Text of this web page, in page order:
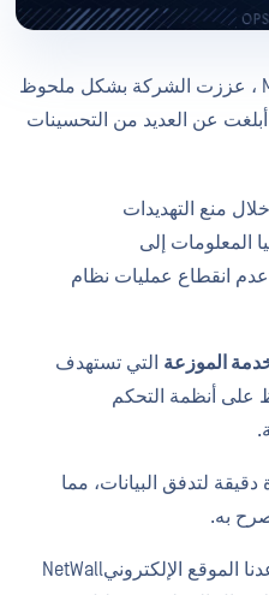
منذ تطبيق MetaDefender NetWall ، عززت الشركة بشكل ملحوظ
عن العديد من التحسينات
منع التهديدات
المعلومات إلى
عدم انقطاع عمليات نظام
الموزعة التي تستهدف
على أنظمة التحكم
دقيقة لتدفق البيانات، مما
به.
قال أحد ممثلي الشركة: "لقد ساعدنا الموقع الإلكترونيNetWall